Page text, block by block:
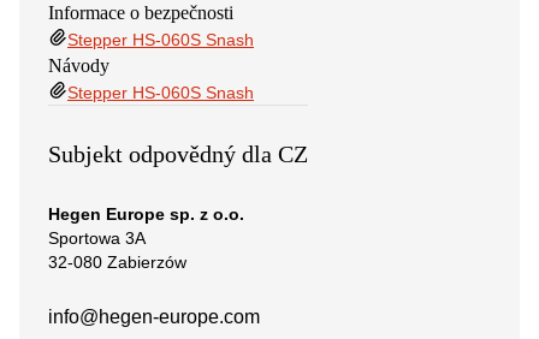
Informace o bezpečnosti
Stepper HS-060S Snash
Návody
Stepper HS-060S Snash
Subjekt odpovědný dla CZ
Hegen Europe sp. z o.o.
Sportowa 3A
32-080 Zabierzów
info@hegen-europe.com